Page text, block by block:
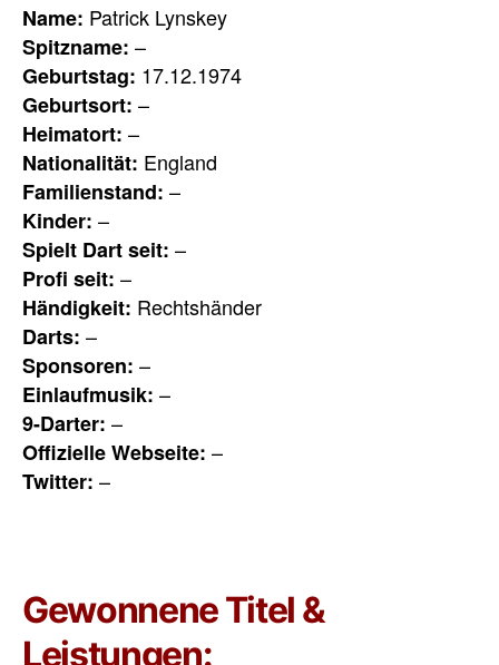
Name: Patrick Lynskey
Spitzname: –
Geburtstag: 17.12.1974
Geburtsort: –
Heimatort: –
Nationalität: England
Familienstand: –
Kinder: –
Spielt Dart seit: –
Profi seit: –
Händigkeit: Rechtshänder
Darts: –
Sponsoren: –
Einlaufmusik: –
9-Darter: –
Offizielle Webseite: –
Twitter: –
Gewonnene Titel &
Leistungen: